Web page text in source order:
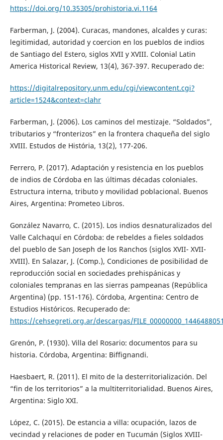
https://doi.org/10.35305/prohistoria.vi.1164
Farberman, J. (2004). Curacas, mandones, alcaldes y curas:
legitimidad, autoridad y coercion en los pueblos de indios
de Santiago del Estero, siglos XVII y XVIII. Colonial Latin
America Historical Review, 13(4), 367-397. Recuperado de:
https://digitalrepository.unm.edu/cgi/viewcontent.cgi?
article=1524&context=clahr
Farberman, J. (2006). Los caminos del mestizaje. “Soldados”,
tributarios y “fronterizos” en la frontera chaqueña del siglo
XVIII. Estudos de História, 13(2), 177-206.
Ferrero, P. (2017). Adaptación y resistencia en los pueblos
de indios de Córdoba en las últimas décadas coloniales.
Estructura interna, tributo y movilidad poblacional. Buenos
Aires, Argentina: Prometeo Libros.
González Navarro, C. (2015). Los indios desnaturalizados del
Valle Calchaquí en Córdoba: de rebeldes a fieles soldados
del pueblo de San Joseph de los Ranchos (siglos XVII- XVII-
XVIII). En Salazar, J. (Comp.), Condiciones de posibilidad de
reproducción social en sociedades prehispánicas y
coloniales tempranas en las sierras pampeanas (República
Argentina) (pp. 151-176). Córdoba, Argentina: Centro de
Estudios Históricos. Recuperado de:
https://cehsegreti.org.ar/descargas/
Grenón, P. (1930). Villa del Rosario: documentos para su
historia. Córdoba, Argentina: Biffignandi.
Haesbaert, R. (2011). El mito de la desterritorialización. Del
“fin de los territorios” a la multiterritorialidad. Buenos Aires,
Argentina: Siglo XXI.
López, C. (2015). De estancia a villa: ocupación, lazos de
vecindad y relaciones de poder en Tucumán (Siglos XVIII-